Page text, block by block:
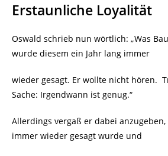
Erstaunliche Loyalität
Oswald schrieb nun wörtlich: „Was
wurde diesem ein Jahr lang immer
wieder gesagt. Er wollte nicht hören.
Sache: Irgendwann ist genug.“
Allerdings vergaß er dabei
immer wieder gesagt wurde und